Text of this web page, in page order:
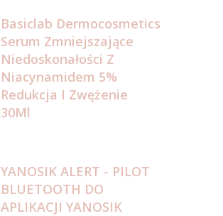
Basiclab Dermocosmetics
Serum Zmniejszające
Niedoskonałości Z
Niacynamidem 5%
Redukcja I Zwężenie
30Ml
YANOSIK ALERT - PILOT
BLUETOOTH DO
APLIKACJI YANOSIK